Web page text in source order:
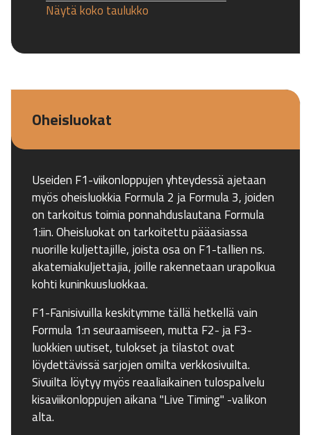
Näytä koko taulukko
Oheisluokat
Useiden F1-viikonloppujen yhteydessä ajetaan
myös oheisluokkia Formula 2 ja Formula 3, joiden
on tarkoitus toimia ponnahduslautana Formula
1:iin. Oheisluokat on tarkoitettu pääasiassa
nuorille kuljettajille, joista osa on F1-tallien ns.
akatemiakuljettajia, joille rakennetaan urapolkua
kohti kuninkuusluokkaa.
F1-Fanisivuilla keskitymme tällä hetkellä vain
Formula 1:n seuraamiseen, mutta F2- ja F3-
luokkien uutiset, tulokset ja tilastot ovat
löydettävissä sarjojen omilta verkkosivuilta.
Sivuilta löytyy myös reaaliaikainen tulospalvelu
kisaviikonloppujen aikana "Live Timing" -valikon
alta.